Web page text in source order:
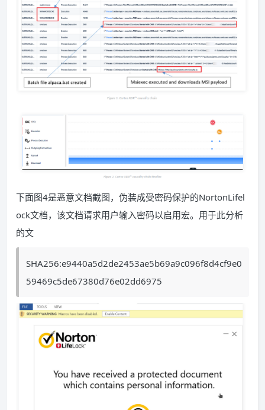
下面图4是恶意文档截图，伪装成受密码保护的NortonLifel
ock文档，该文档请求用户输入密码以启用宏。用于此分析
的文
SHA256:e9440a5d2de2453ae5b69a9c096f8d4cf9e0
59469c5de67380d76e02dd6975